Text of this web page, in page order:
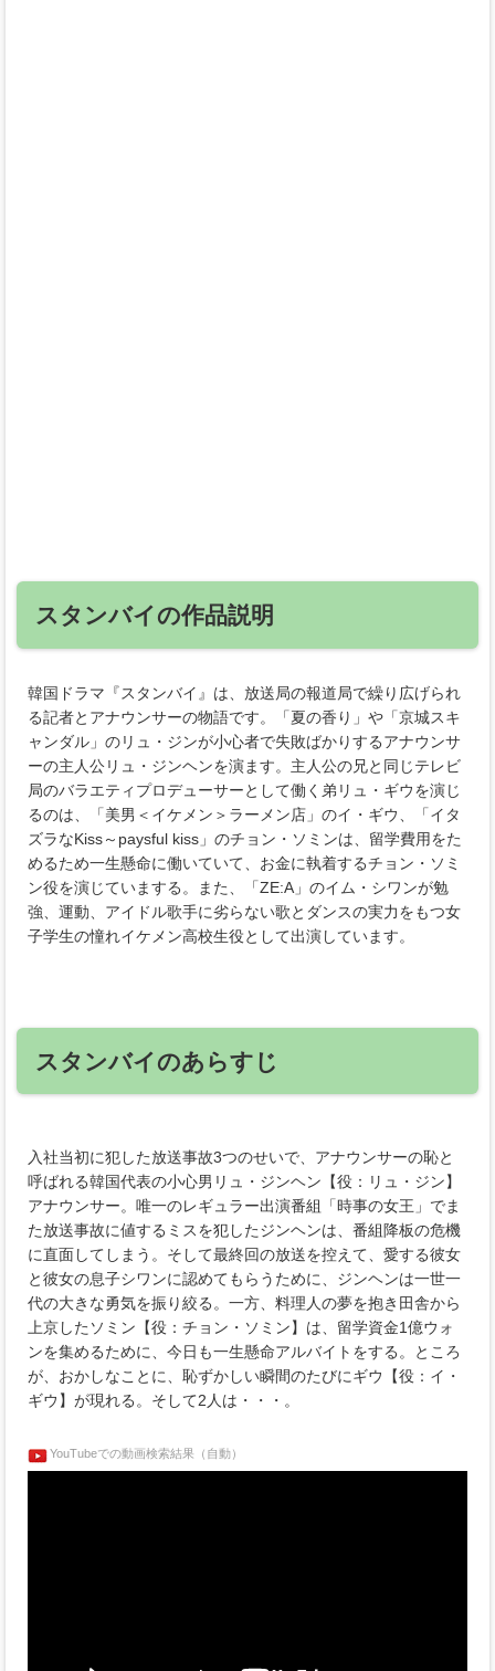
スタンバイの作品説明
韓国ドラマ『スタンバイ』は、放送局の報道局で繰り広げられ
る記者とアナウンサーの物語です。「夏の香り」や「京城スキ
ャンダル」のリュ・ジンが小心者で失敗ばかりするアナウンサ
ーの主人公リュ・ジンヘンを演ます。主人公の兄と同じテレビ
局のバラエティプロデューサーとして働く弟リュ・ギウを演じ
るのは、「美男＜イケメン＞ラーメン店」のイ・ギウ、「イタ
ズラなKiss～paysful kiss」のチョン・ソミンは、留学費用をた
めるため一生懸命に働いていて、お金に執着するチョン・ソミ
ン役を演じていまする。また、「ZE:A」のイム・シワンが勉
強、運動、アイドル歌手に劣らない歌とダンスの実力をもつ女
子学生の憧れイケメン高校生役として出演しています。
スタンバイのあらすじ
入社当初に犯した放送事故3つのせいで、アナウンサーの恥と
呼ばれる韓国代表の小心男リュ・ジンヘン【役：リュ・ジン】
アナウンサー。唯一のレギュラー出演番組「時事の女王」でま
た放送事故に値するミスを犯したジンヘンは、番組降板の危機
に直面してしまう。そして最終回の放送を控えて、愛する彼女
と彼女の息子シワンに認めてもらうために、ジンヘンは一世一
代の大きな勇気を振り絞る。一方、料理人の夢を抱き田舎から
上京したソミン【役：チョン・ソミン】は、留学資金1億ウォ
ンを集めるために、今日も一生懸命アルバイトをする。ところ
が、おかしなことに、恥ずかしい瞬間のたびにギウ【役：イ・
ギウ】が現れる。そして2人は・・・。
YouTubeでの動画検索結果（自動）